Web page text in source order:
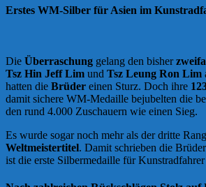
Erstes WM-Silber für Asien im
Die Überraschung gelang den bisher
Tsz Hin Jeff Lim und Tsz Leung Ron Lim
hatten die Brüder einen Sturz. Doch ihre
damit sichere WM-Medaille bejubelten die
den rund 4.000 Zuschauern wie einen Sieg.
Es wurde sogar noch mehr als der dritte
Weltmeistertitel. Damit schrieben die
ist die erste Silbermedaille für